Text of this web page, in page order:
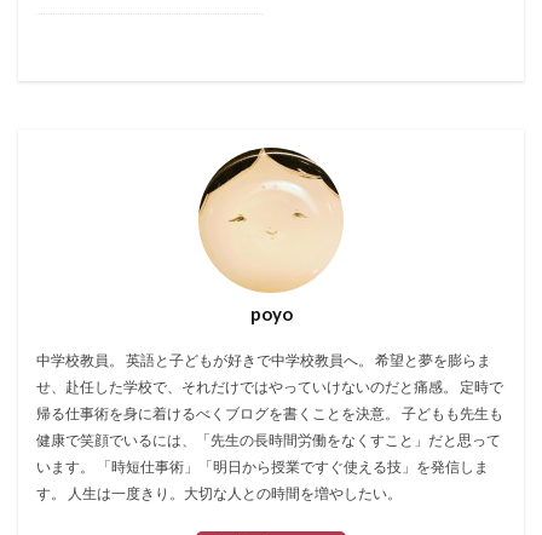
poyo
中学校教員。 英語と子どもが好きで中学校教員へ。 希望と夢を膨らま
せ、赴任した学校で、それだけではやっていけないのだと痛感。 定時で
帰る仕事術を身に着けるべくブログを書くことを決意。 子どもも先生も
健康で笑顔でいるには、「先生の長時間労働をなくすこと」だと思って
います。 「時短仕事術」「明日から授業ですぐ使える技」を発信しま
す。 人生は一度きり。大切な人との時間を増やしたい。